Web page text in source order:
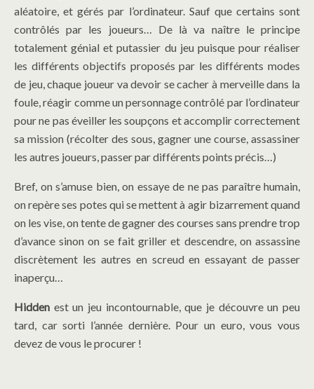
aléatoire, et gérés par l’ordinateur. Sauf que certains sont
contrôlés par les joueurs… De là va naître le principe
totalement génial et putassier du jeu puisque pour réaliser
les différents objectifs proposés par les différents modes
de jeu, chaque joueur va devoir se cacher à merveille dans la
foule, réagir comme un personnage contrôlé par l’ordinateur
pour ne pas éveiller les soupçons et accomplir correctement
sa mission (récolter des sous, gagner une course, assassiner
les autres joueurs, passer par différents points précis…)
Bref, on s’amuse bien, on essaye de ne pas paraître humain,
on repère ses potes qui se mettent à agir bizarrement quand
on les vise, on tente de gagner des courses sans prendre trop
d’avance sinon on se fait griller et descendre, on assassine
discrètement les autres en screud en essayant de passer
inaperçu…
Hidden est un jeu incontournable, que je découvre un peu
tard, car sorti l’année dernière. Pour un euro, vous vous
devez de vous le procurer !